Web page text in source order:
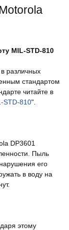
MIL-STD-810
различных
стандартом
читайте в
STD-810".
DP3601
Пыль
его
в воду на
этому